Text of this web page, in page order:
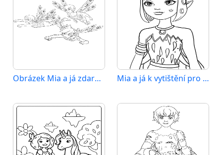
Obrázek Mia a já zdarma Mia a já k vytištění pro děti